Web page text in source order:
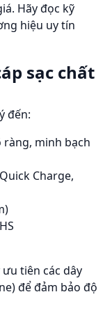
Hãy đọc kỹ
hiệu uy tín
sạc chất
đến:
minh bạch
Charge,
tiên các dây
để đảm bảo độ